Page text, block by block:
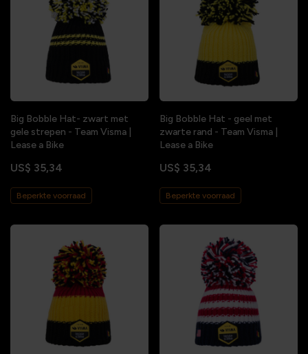
Big Bobble Hat- zwart met
gele strepen - Team Visma |
Lease a Bike
US$ 35,34
Beperkte voorraad
Big Bobble Hat - geel met
zwarte rand - Team Visma |
Lease a Bike
US$ 35,34
Beperkte voorraad